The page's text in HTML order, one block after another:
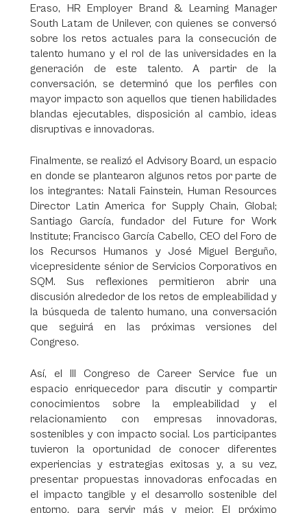
Eraso, HR Employer Brand & Learning Manager
South Latam de Unilever, con quienes se conversó
sobre los retos actuales para la consecución de
talento humano y el rol de las universidades en la
generación de este talento. A partir de la
conversación, se determinó que los perfiles con
mayor impacto son aquellos que tienen habilidades
blandas ejecutables, disposición al cambio, ideas
disruptivas e innovadoras.
Finalmente, se realizó el Advisory Board, un espacio
en donde se plantearon algunos retos por parte de
los integrantes: Natali Fainstein, Human Resources
Director Latin America for Supply Chain, Global;
Santiago García, fundador del Future for Work
Institute; Francisco García Cabello, CEO del Foro de
los Recursos Humanos y José Miguel Berguño,
vicepresidente sénior de Servicios Corporativos en
SQM. Sus reflexiones permitieron abrir una
discusión alrededor de los retos de empleabilidad y
la búsqueda de talento humano, una conversación
que seguirá en las próximas versiones del
Congreso.
Así, el III Congreso de Career Service fue un
espacio enriquecedor para discutir y compartir
conocimientos sobre la empleabilidad y el
relacionamiento con empresas innovadoras,
sostenibles y con impacto social. Los participantes
tuvieron la oportunidad de conocer diferentes
experiencias y estrategias exitosas y, a su vez,
presentar propuestas innovadoras enfocadas en
el impacto tangible y el desarrollo sostenible del
entorno, para servir más y mejor. El próximo